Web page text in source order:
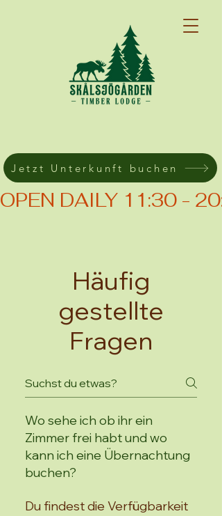
Jetzt Unterkunft buchen
OPEN DAILY 11:30 -
Häufig
gestellte
Fragen
Wo sehe ich ob ihr ein
Zimmer frei habt und wo
kann ich eine Übernachtung
buchen?
Du findest die Verfügbarkeit